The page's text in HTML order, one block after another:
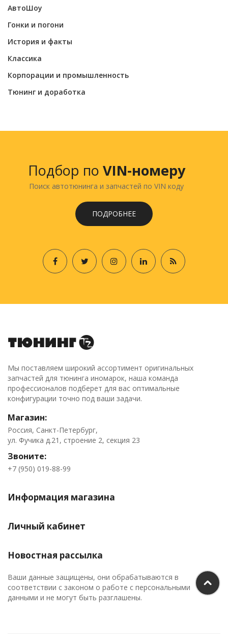
АвтоШоу
Гонки и погони
История и факты
Классика
Корпорации и промышленность
Тюнинг и доработка
Подбор по VIN-номеру
Поиск автотюнинга и запчастей по VIN коду
ПОДРОБНЕЕ
Мы поставляем широкий ассортимент оригинальных
запчастей для тюнинга иномарок, наша команда
профессионалов подберет для вас оптимальные
конфигурации точно под ваши задачи.
Магазин:
Россия, Санкт-Петербург,
ул. Фучика д.21, строение 2, секция 23
Звоните:
+7 (950) 019-88-99
Информация магазина
Личный кабинет
Новостная рассылка
Ваши данные защищены, они обрабатываются в
соответствии с законом о работе с персональными
данными и не могут быть разглашены.